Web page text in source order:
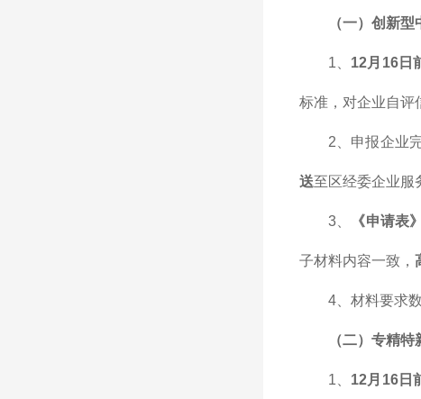
（一）创新
1、 12月16日
标准，对企业自评
2、申报企业
送至区经委企业服
3、 《申请表
子材料内容一致，
4、材料要求
（二）专精
1、 12月16日